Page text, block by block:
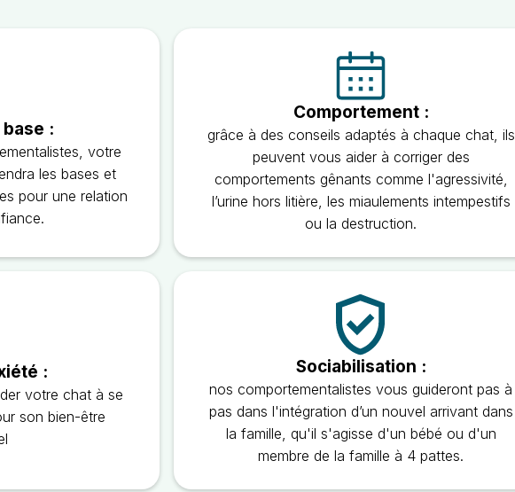
:
votre
les bases et
pour une relation
Comportement :
grâce à des conseils adaptés à chaque chat, ils
peuvent vous aider à corriger des
comportements gênants comme l'agressivité,
l’urine hors litière, les miaulements intempestifs
ou la destruction.
:
votre chat à se
son bien-être
Sociabilisation :
nos comportementalistes vous guideront pas à
pas dans l'intégration d’un nouvel arrivant dans
la famille, qu'il s'agisse d'un bébé ou d'un
membre de la famille à 4 pattes.